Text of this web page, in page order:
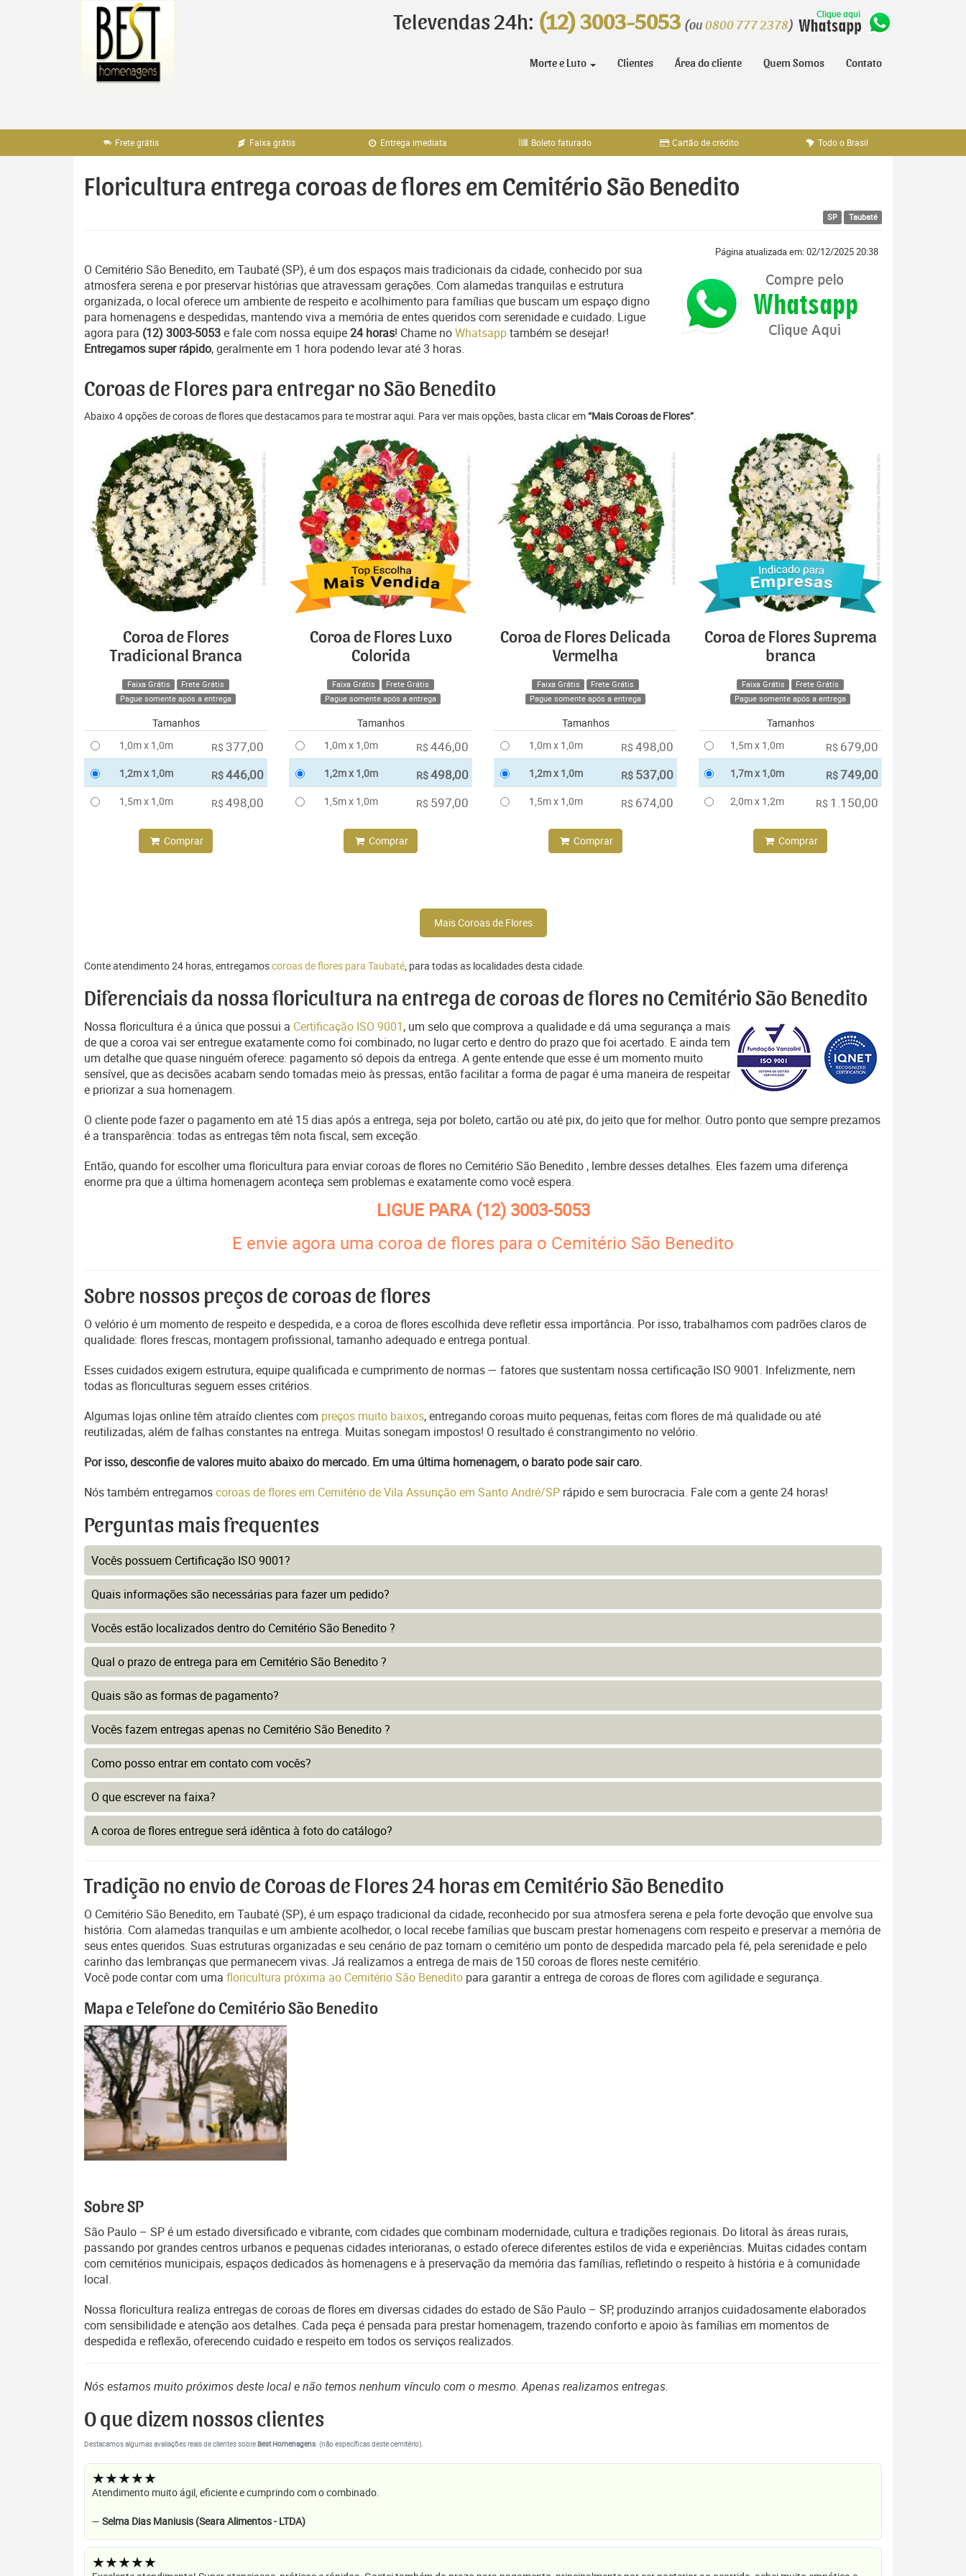
Televendas 24h: (12) 3003-5053 (ou 0800 777 2378)
Morte e Luto Clientes Área do cliente Quem Somos Contato
Frete grátis Faixa grátis Entrega imediata Boleto faturado Cartão de crédito Todo o Brasil
Floricultura entrega coroas de flores em Cemitério São Benedito
SP Taubaté
Página atualizada em: 02/12/2025 20:38
O Cemitério São Benedito, em Taubaté (SP), é um dos espaços mais tradicionais da cidade, conhecido por sua
atmosfera serena e por preservar histórias que atravessam gerações. Com alamedas tranquilas e estrutura
organizada, o local oferece um ambiente de respeito e acolhimento para famílias que buscam um espaço digno
para homenagens e despedidas, mantendo viva a memória de entes queridos com serenidade e cuidado. Ligue
agora para (12) 3003-5053e fale com nossa equipe24 horas! Chame noWhatsapptambém se desejar!
Entregamos super rápido, geralmente em 1 hora podendo levar até 3 horas.
Coroas de Flores para entregar no São Benedito
Abaixo 4 opções de coroas de flores que destacamos para te mostrar aqui. Para ver mais opções, basta clicar em“Mais Coroas de Flores”.
Coroa de Flores
Tradicional Branca
Faixa Grátis
Frete Grátis
Pague somente após a entrega
Tamanhos
1,0m x 1,0m
R$ 377,00
1,2m x 1,0m R$446,00
1,5m x 1,0m R$ 498,00
Comprar
Coroa de Flores Luxo
Colorida
Faixa Grátis
Frete Grátis
Pague somente após a entrega
Tamanhos
1,0m x 1,0m
R$ 446,00
1,2m x 1,0m R$498,00
1,5m x 1,0m R$ 597,00
Comprar
Coroa de Flores Delicada
Vermelha
Faixa Grátis
Frete Grátis
Pague somente após a entrega
Tamanhos
1,0m x 1,0m
R$ 498,00
1,2m x 1,0m R$ 537,00
1,5m x 1,0m R$ 674,00
Comprar
Coroa de Flores Suprema
branca
Faixa Grátis
Frete Grátis
Pague somente após a entrega
Tamanhos
1,5m x 1,0m
R$ 679,00
1,7m x 1,0m R$749,00
2,0m x 1,2m R$ 1.150,00
Comprar
Mais Coroas de Flores
Conte atendimento 24 horas, entregamoscoroas de flores para Taubaté, para todas as localidades desta cidade.
Diferenciais da nossa floricultura na entrega de coroas de flores no Cemitério São Benedito
Nossa floricultura é a única que possui a Certificação ISO 9001, um selo que comprova a qualidade e dá uma segurança a mais
de que a coroa vai ser entregue exatamente como foi combinado, no lugar certo e dentro do prazo que foi acertado. E ainda tem
um detalhe que quase ninguém oferece: pagamento só depois da entrega. A gente entende que esse é um momento muito
sensível, que as decisões acabam sendo tomadas meio às pressas, então facilitar a forma de pagar é uma maneira de respeitar
e priorizar a sua homenagem.
O cliente pode fazer o pagamento em até 15 dias após a entrega, seja por boleto, cartão ou até pix, do jeito que for melhor. Outro ponto que sempre prezamos
é a transparência: todas as entregas têm nota fiscal, sem exceção.
Então, quando for escolher uma floricultura para enviar coroas de flores no Cemitério São Benedito , lembre desses detalhes. Eles fazem uma diferença
enorme pra que a última homenagem aconteça sem problemas e exatamente como você espera.
LIGUE PARA(12) 3003-5053
E envie agora uma coroa de flores para o Cemitério São Benedito
Sobre nossos preços de coroas de flores
O velório é um momento de respeito e despedida, e a coroa de flores escolhida deve refletir essa importância. Por isso, trabalhamos com padrões claros de
qualidade: flores frescas, montagem profissional, tamanho adequado e entrega pontual.
Esses cuidados exigem estrutura, equipe qualificada e cumprimento de normas — fatores que sustentam nossa certificação ISO 9001. Infelizmente, nem
todas as floriculturas seguem esses critérios.
Algumas lojas online têm atraído clientes com preços muito baixos, entregando coroas muito pequenas, feitas com flores de má qualidade ou até
reutilizadas, além de falhas constantes na entrega. Muitas sonegam impostos! O resultado é constrangimento no velório.
Por isso, desconfie de valores muito abaixo do mercado. Em uma última homenagem, o barato pode sair caro.
Nós também entregamoscoroas de flores em Cemitério de Vila Assunção em Santo André/SP rápido e sem burocracia. Fale com a gente 24 horas!
Perguntas mais frequentes
Vocês possuem Certificação ISO 9001?
Quais informações são necessárias para fazer um pedido?
Vocês estão localizados dentro do Cemitério São Benedito ?
Qual o prazo de entrega para em Cemitério São Benedito ?
Quais são as formas de pagamento?
Vocês fazem entregas apenas no Cemitério São Benedito ?
Como posso entrar em contato com vocês?
O que escrever na faixa?
A coroa de flores entregue será idêntica à foto do catálogo?
Tradição no envio de Coroas de Flores 24 horas em Cemitério São Benedito
O Cemitério São Benedito, em Taubaté (SP), é um espaço tradicional da cidade, reconhecido por sua atmosfera serena e pela forte devoção que envolve sua
história. Com alamedas tranquilas e um ambiente acolhedor, o local recebe famílias que buscam prestar homenagens com respeito e preservar a memória de
seus entes queridos. Suas estruturas organizadas e seu cenário de paz tornam o cemitério um ponto de despedida marcado pela fé, pela serenidade e pelo
carinho das lembranças que permanecem vivas. Já realizamos a entrega de mais de 150 coroas de flores neste cemitério.
Você pode contar com uma floricultura próxima ao Cemitério São Benedito para garantir a entrega de coroas de flores com agilidade e segurança.
Mapa e Telefone do Cemitério São Benedito
Sobre SP
São Paulo – SP é um estado diversificado e vibrante, com cidades que combinam modernidade, cultura e tradições regionais. Do litoral às áreas rurais,
passando por grandes centros urbanos e pequenas cidades interioranas, o estado oferece diferentes estilos de vida e experiências. Muitas cidades contam
com cemitérios municipais, espaços dedicados às homenagens e à preservação da memória das famílias, refletindo o respeito à história e à comunidade
local.
Nossa floricultura realiza entregas de coroas de flores em diversas cidades do estado de São Paulo – SP, produzindo arranjos cuidadosamente elaborados
com sensibilidade e atenção aos detalhes. Cada peça é pensada para prestar homenagem, trazendo conforto e apoio às famílias em momentos de
despedida e reflexão, oferecendo cuidado e respeito em todos os serviços realizados.
Nós estamos muito próximos deste local e não temos nenhum vínculo com o mesmo. Apenas realizamos entregas.
O que dizem nossos clientes
Destacamos algumas avaliações reais de clientes sobreBest Homenagens. (não específicas deste cemitério).
★★★★★
Atendimento muito ágil, eficiente e cumprindo com o combinado.
— Selma Dias Maniusis (Seara Alimentos - LTDA)
★★★★★